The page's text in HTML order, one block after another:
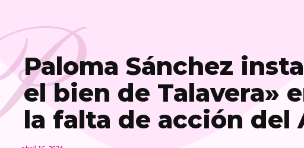
Paloma Sánchez
el bien de Talavera»
la falta de acción del